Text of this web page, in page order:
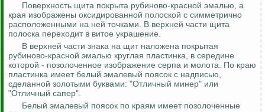
Поверхность щита покрыта рубиново-красной эмалью, а
края изображены оксидированной полоской с симметрично
расположенными на ней точками. В верхней части щита
полоска переходит в витое украшение.
В верхней части знака на щит наложена покрытая
рубиново-красной эмалью круглая пластинка, в середине
которой - позолоченное изображение серпа и молота. По краю
пластинка имеет белый эмалевый поясок с надписью,
сделанной золотыми буквами: "Отличный минер" или
"Отличный сапер".
Белый эмалевый поясок по краям имеет позолоченные